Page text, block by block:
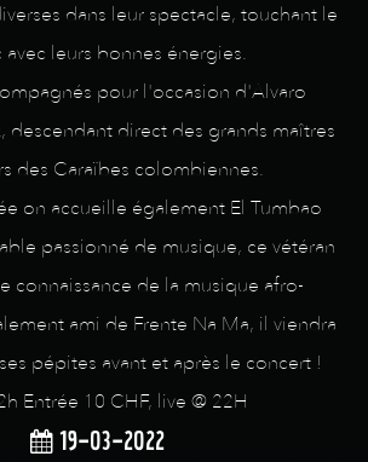
dans leur spectacle, touchant le
leurs bonnes énergies.
pour l'occasion d'Alvaro
descendant direct des grands maîtres
des Caraïbes colombiennes.
on accueille également El Tumbao
passionné de musique, ce vétéran
connaissance de la musique afro-
ami de Frente Na Ma, il viendra
pépites avant et après le concert !
Entrée 10 CHF, live @ 22H
19-03-2022